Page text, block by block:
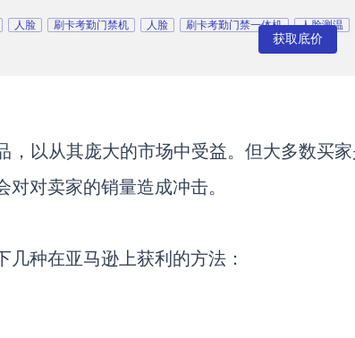
人脸 刷卡考勤门禁机 人脸 刷卡考勤门禁一体机
人脸测温
获取底价
以从其庞大的市场中受益。但大多数买
对卖家的销量造成冲击。
种在亚马逊上获利的方法：